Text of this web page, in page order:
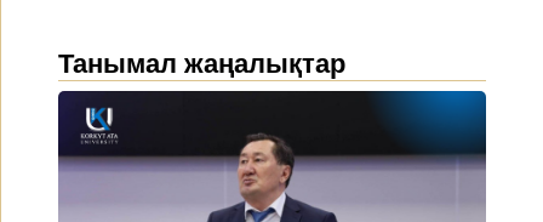
Танымал жаңалықтар